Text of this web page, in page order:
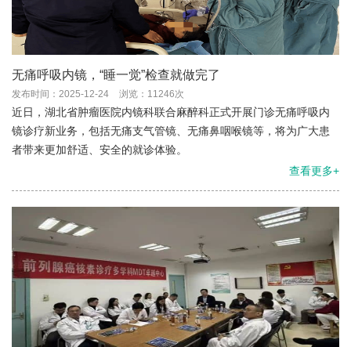
无痛呼吸内镜，“睡一觉”检查就做完了
发布时间：2025-12-24 浏览：11246次
近日，湖北省肿瘤医院内镜科联合麻醉科正式开展门诊无痛呼吸内
镜诊疗新业务，包括无痛支气管镜、无痛鼻咽喉镜等，将为广大患
者带来更加舒适、安全的就诊体验。
查看更多+